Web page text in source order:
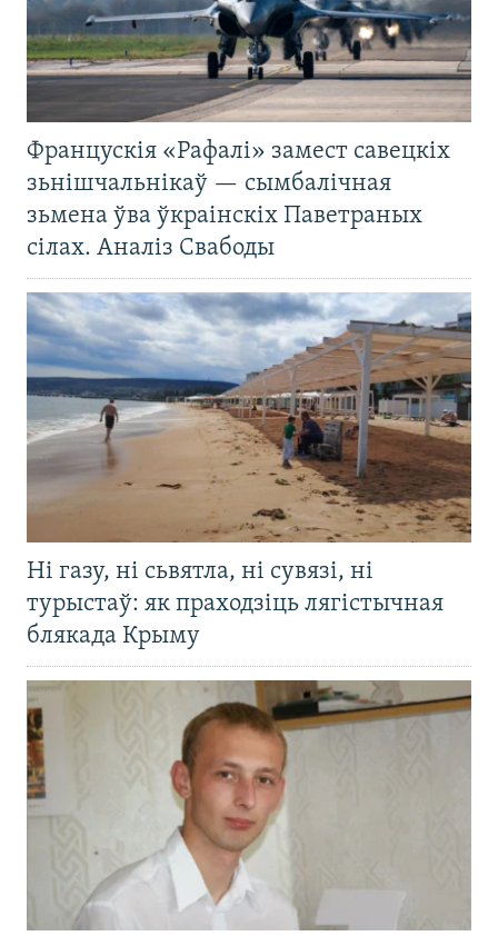
Францускія «Рафалі» замест савецкіх
зьнішчальнікаў — сымбалічная
зьмена ўва ўкраінскіх Паветраных
сілах. Аналіз Свабоды
Ні газу, ні сьвятла, ні сувязі, ні
турыстаў: як праходзіць лягістычная
блякада Крыму